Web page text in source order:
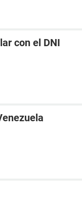
con el DNI